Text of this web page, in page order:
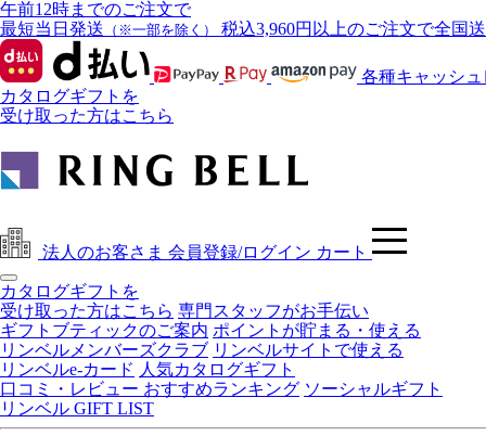
午前12時までのご注文で
最短当日発送 （※一部を除く） 税込3,960円以上のご注文で全国
各種キャッシ
カタログギフトを
受け取った方はこちら
法人のお客さま 会員登録/ログイン カート
カタログギフトを
受け取った方はこちら 専門スタッフがお手伝い
ギフトブティックのご案内 ポイントが貯まる・使える
リンベルメンバーズクラブ リンベルサイトで使える
リンベルe-カード 人気カタログギフト
口コミ・レビュー おすすめランキング ソーシャルギフト
リンベル GIFT LIST